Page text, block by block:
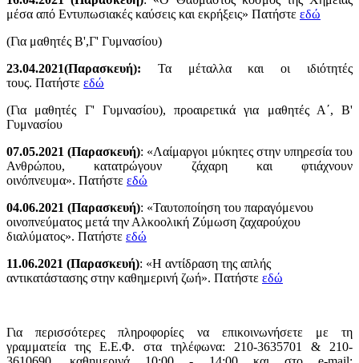
μέσα από Εντυπωσιακές καύσεις και εκρήξεις» Πατήστε εδώ
(Για μαθητές Β',Γ' Γυμνασίου)
23.04.2021(Παρασκευή): Τα μέταλλα και οι ιδιότητές
τους. Πατήστε εδώ
(Για μαθητές Γ' Γυμνασίου), προαιρετικά για μαθητές Α΄, Β'
Γυμνασίου
07.05.2021 (Παρασκευή): «Λαίμαργοι μύκητες στην υπηρεσία του
Ανθρώπου, κατατρώγουν ζάχαρη και φτιάχνουν
οινόπνευμα». Πατήστε εδώ
04.06.2021 (Παρασκευή): «Ταυτοποίηση του παραγόμενου
οινοπνεύματος μετά την Αλκοολική Ζύμωση ζαχαρούχου
διαλύματος». Πατήστε εδώ
11.06.2021 (Παρασκευή): «Η αντίδραση της απλής
αντικατάστασης στην καθημερινή ζωή». Πατήστε εδώ
Για περισσότερες πληροφορίες να επικοινωνήσετε με τη
γραμματεία της Ε.Ε.Φ. στα τηλέφωνα: 210-3635701 & 210-